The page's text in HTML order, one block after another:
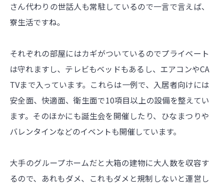
さん代わりの世話人も常駐しているので一言で言えば、
寮生活ですね。
それぞれの部屋にはカギがついているのでプライベート
は守れますし、テレビもベッドもあるし、エアコンやCA
TVまで入っています。これらは一例で、入居者向けには
安全面、快適面、衛生面で10項目以上の設備を整えてい
ます。そのほかにも誕生会を開催したり、ひなまつりや
バレンタインなどのイベントも開催しています。
大手のグループホームだと大箱の建物に大人数を収容す
るので、あれもダメ、これもダメと規制しないと運営し